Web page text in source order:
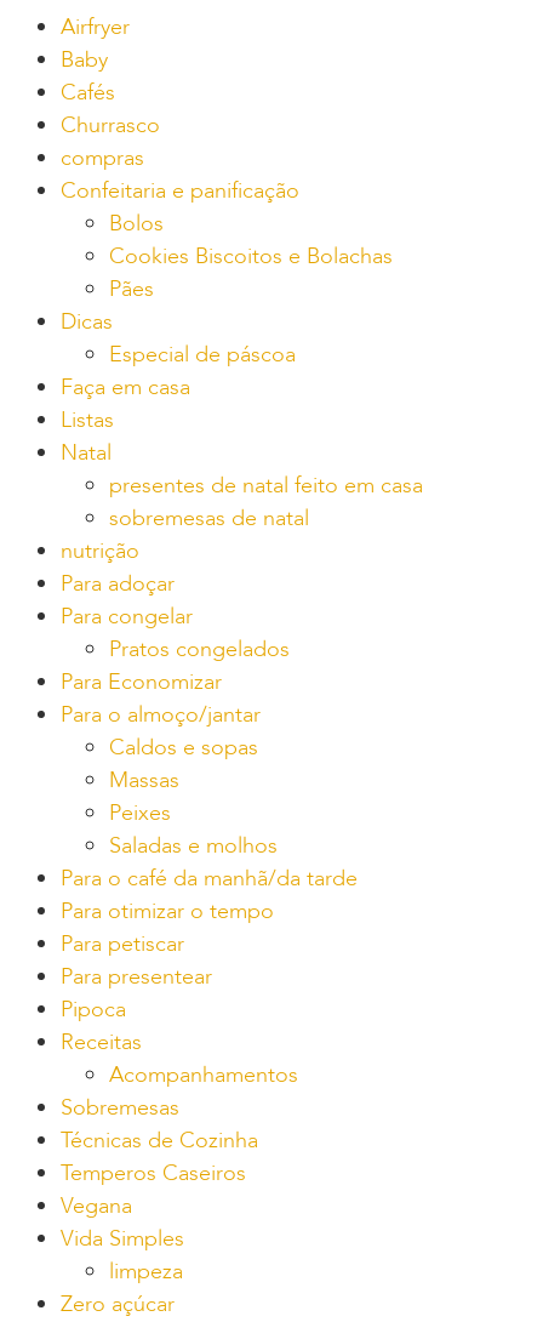
Airfryer
Baby
Cafés
Churrasco
compras
Confeitaria e panificação
Bolos
Cookies Biscoitos e Bolachas
Pães
Dicas
Especial de páscoa
Faça em casa
Listas
Natal
presentes de natal feito em casa
sobremesas de natal
nutrição
Para adoçar
Para congelar
Pratos congelados
Para Economizar
Para o almoço/jantar
Caldos e sopas
Massas
Peixes
Saladas e molhos
Para o café da manhã/da tarde
Para otimizar o tempo
Para petiscar
Para presentear
Pipoca
Receitas
Acompanhamentos
Sobremesas
Técnicas de Cozinha
Temperos Caseiros
Vegana
Vida Simples
limpeza
Zero açúcar